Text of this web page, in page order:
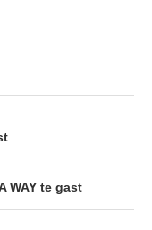
WAY te gast